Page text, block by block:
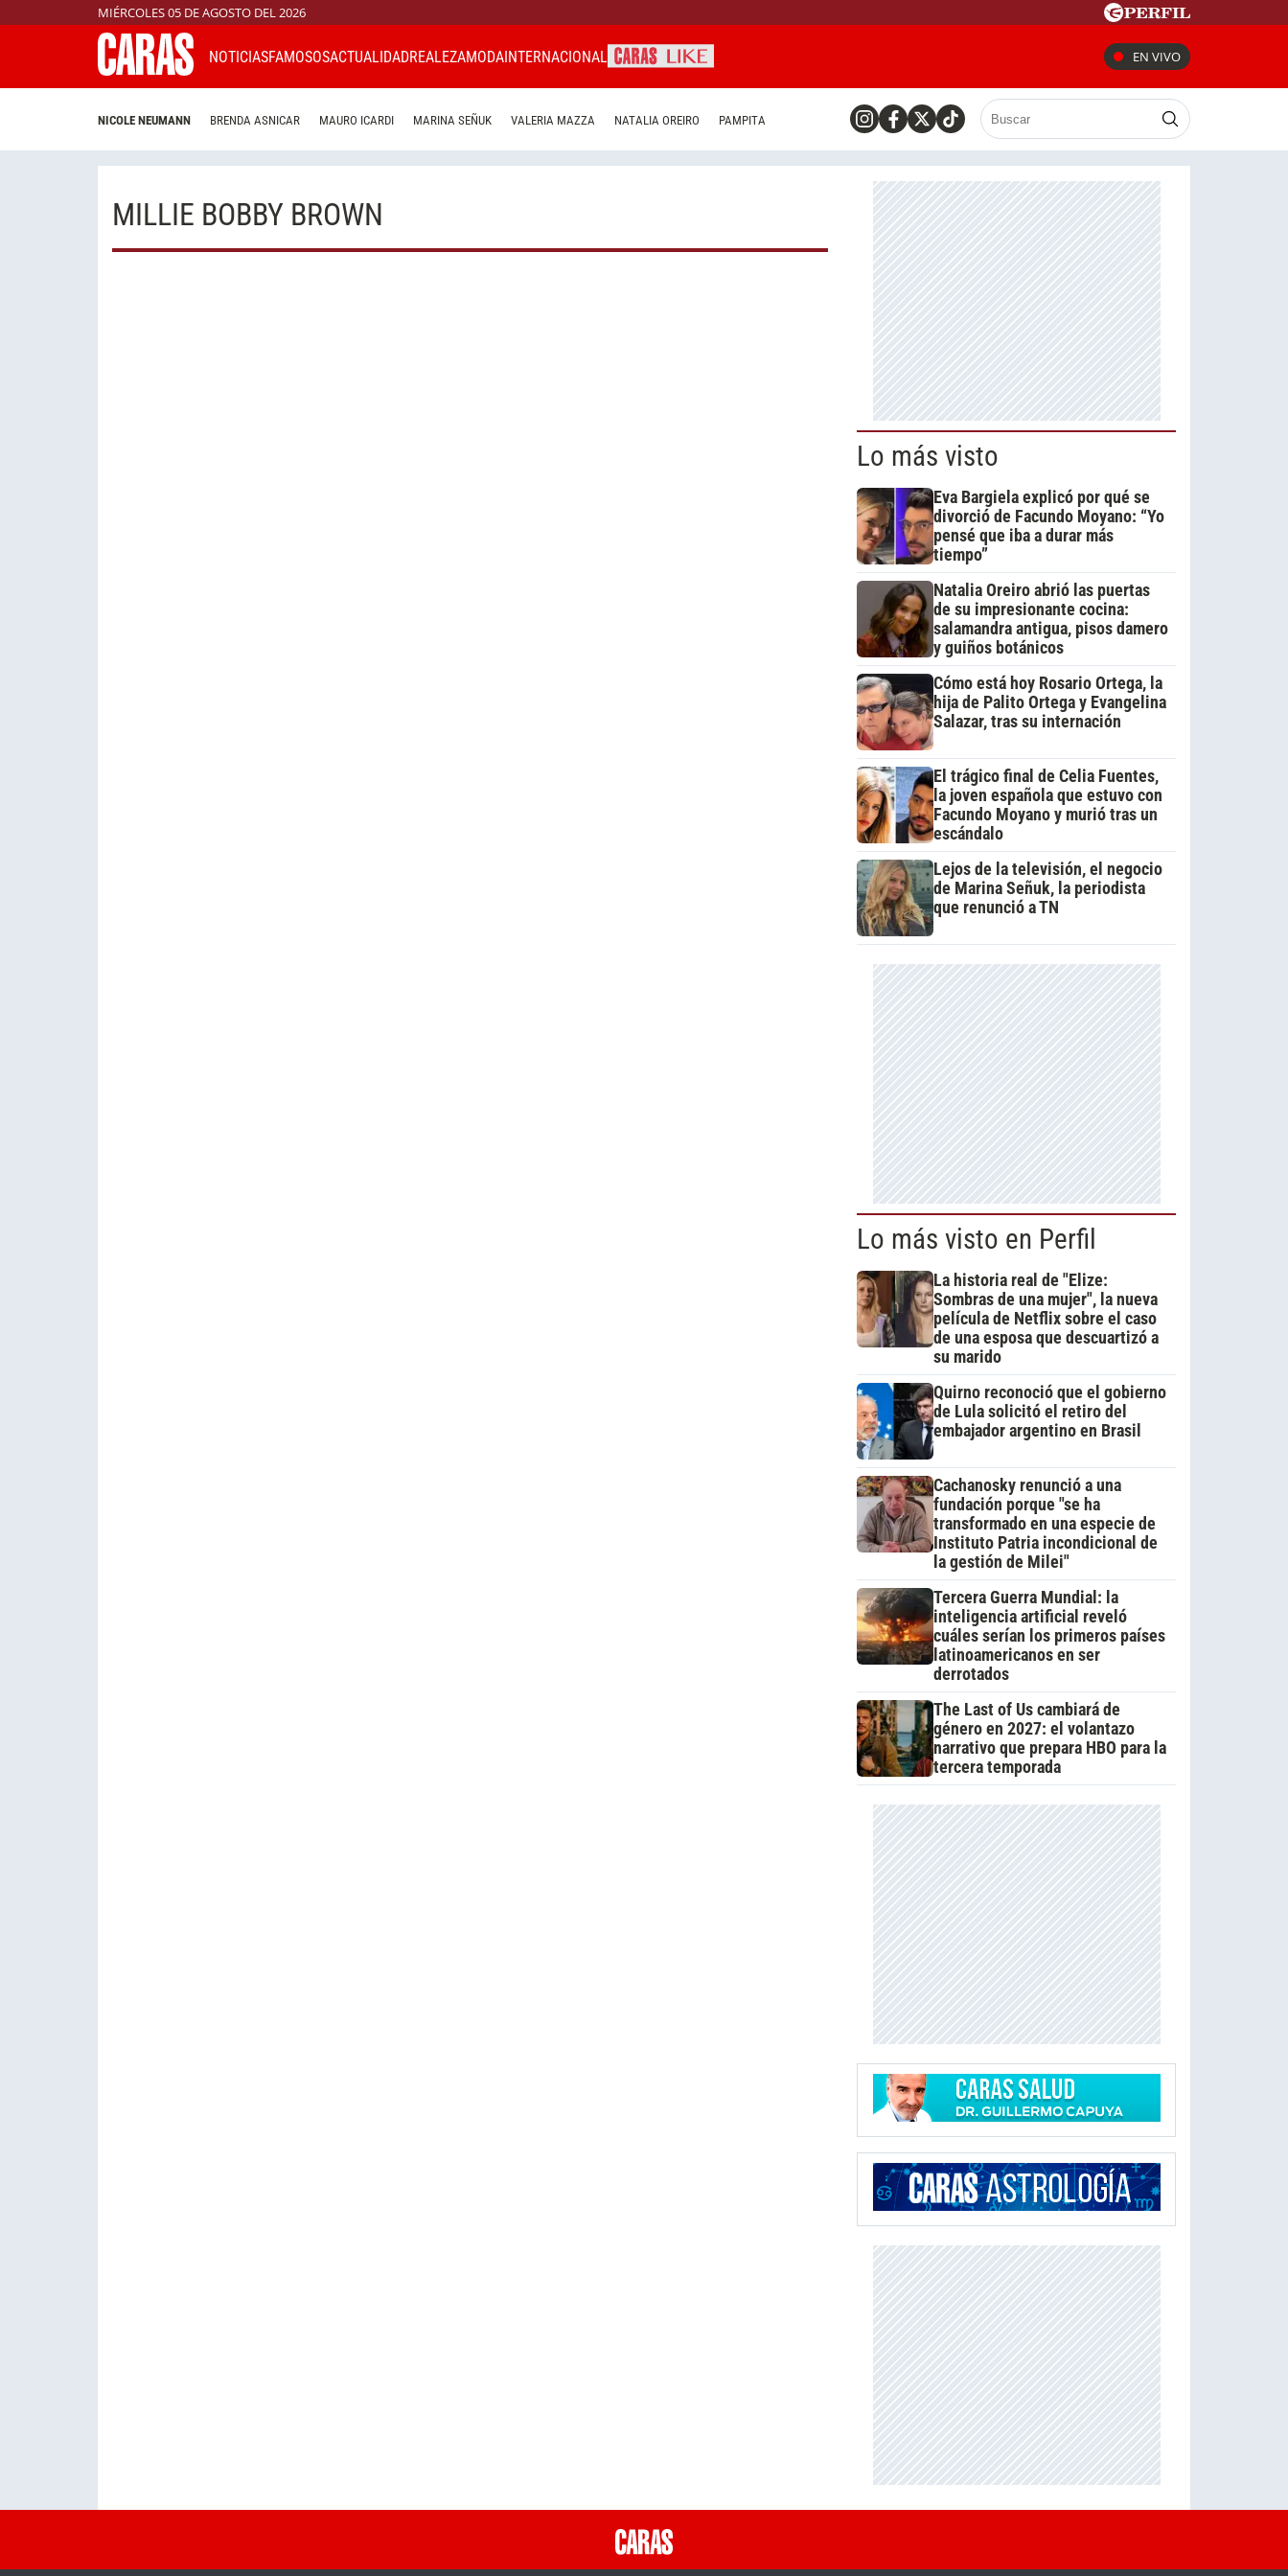
MIÉRCOLES 05 DE AGOSTO DEL 2026
NOTICIASFAMOSOSACTUALIDADREALEZAMODAINTERNACIONAL EN VIVO
NICOLE NEUMANN BRENDA ASNICAR MAURO ICARDI MARINA SEÑUK VALERIA MAZZA NATALIA OREIRO PAMPITA
MILLIE BOBBY BROWN
Lo más visto
Eva Bargiela explicó por qué se
divorció de Facundo Moyano: “Yo
pensé que iba a durar más
tiempo”
Natalia Oreiro abrió las puertas
de su impresionante cocina:
salamandra antigua, pisos damero
y guiños botánicos
Cómo está hoy Rosario Ortega, la
hija de Palito Ortega y Evangelina
Salazar, tras su internación
El trágico final de Celia Fuentes,
la joven española que estuvo con
Facundo Moyano y murió tras un
escándalo
Lejos de la televisión, el negocio
de Marina Señuk, la periodista
que renunció a TN
Lo más visto en Perfil
La historia real de "Elize:
Sombras de una mujer", la nueva
película de Netflix sobre el caso
de una esposa que descuartizó a
su marido
Quirno reconoció que el gobierno
de Lula solicitó el retiro del
embajador argentino en Brasil
Cachanosky renunció a una
fundación porque "se ha
transformado en una especie de
Instituto Patria incondicional de
la gestión de Milei"
Tercera Guerra Mundial: la
inteligencia artificial reveló
cuáles serían los primeros países
latinoamericanos en ser
derrotados
The Last of Us cambiará de
género en 2027: el volantazo
narrativo que prepara HBO para la
tercera temporada